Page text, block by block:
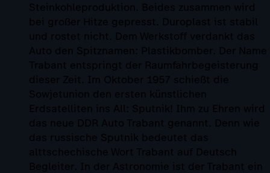
Steinkohleproduktion. Beides zusammen wird
bei großer Hitze gepresst. Duroplast ist stabil
und rostet nicht. Dem Werkstoff verdankt das
Auto den Spitznamen: Plastikbomber. Der Name
Trabant entspringt der Raumfahrbegeisterung
dieser Zeit. Im Oktober 1957 schießt die
Sowjetunion den ersten künstlichen
Erdsatelliten ins All: Sputnik! Ihm zu Ehren wird
das neue DDR Auto Trabant genannt. Denn wie
das russische Sputnik bedeutet das
alttschechische Wort Trabant auf Deutsch
Begleiter. In der Astronomie ist der Trabant ein